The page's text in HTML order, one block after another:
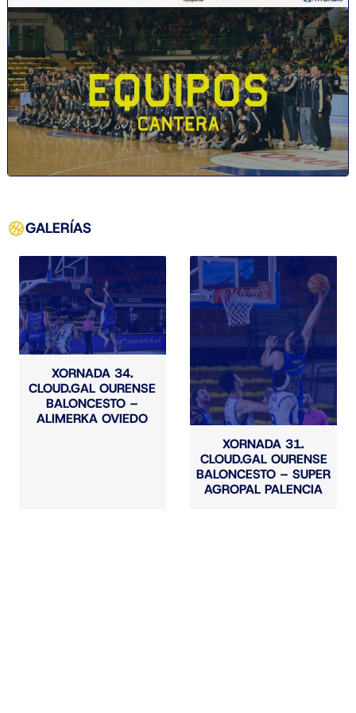
GALERÍAS
XORNADA 34.
CLOUD.GAL OURENSE
BALONCESTO –
ALIMERKA OVIEDO
XORNADA 31.
CLOUD.GAL OURENSE
BALONCESTO – SUPER
AGROPAL PALENCIA